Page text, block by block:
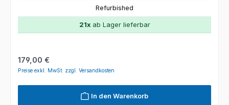
Refurbished
21xab Lager lieferbar
Regulärer Preis:
179,00 €
Preise exkl. MwSt. zzgl. Versandkosten
In den Warenkorb